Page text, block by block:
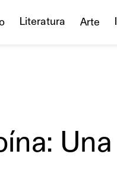
Literatura Arte
Una